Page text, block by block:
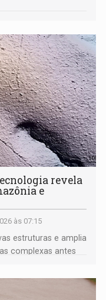
revela
e
às 07:15
estruturas e amplia
complexas antes